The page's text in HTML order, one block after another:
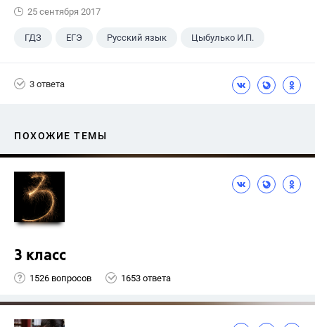
25 сентября 2017
ГДЗ ЕГЭ Русский язык Цыбулько И.П.
3 ответа
ПОХОЖИЕ ТЕМЫ
3 класс
1526 вопросов 1653 ответа